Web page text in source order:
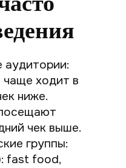
аудитории:
ходит в
ниже.
чек выше.
группы:
fast food,